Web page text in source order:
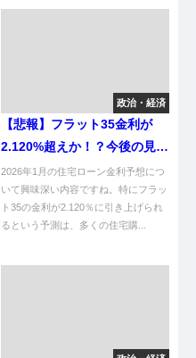
政治・経済
【悲報】フラット35金利が
2.120%超えか！？今後の見通
しはどうなるんや！
2026年1月の住宅ローン金利予想につ
いて興味深い内容ですね。特にフラッ
ト35の金利が2.120％に引き上げられ
るという予測は、多くの住宅購...